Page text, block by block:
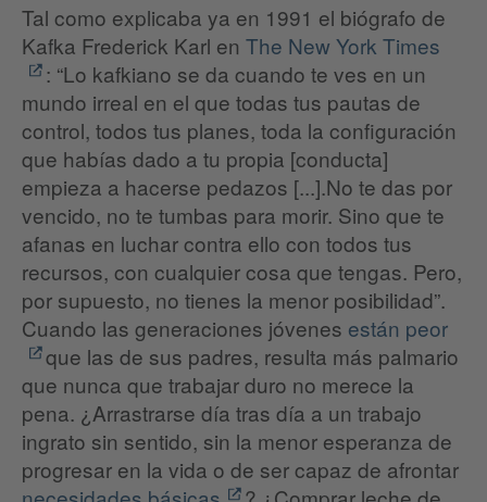
Tal como explicaba ya en 1991 el biógrafo de
Kafka Frederick Karl en The New York Times
: “Lo kafkiano se da cuando te ves en un
mundo irreal en el que todas tus pautas de
control, todos tus planes, toda la configuración
que habías dado a tu propia [conducta]
empieza a hacerse pedazos [...].No te das por
vencido, no te tumbas para morir. Sino que te
afanas en luchar contra ello con todos tus
recursos, con cualquier cosa que tengas. Pero,
por supuesto, no tienes la menor posibilidad”.
Cuando las generaciones jóvenes están peor
que las de sus padres, resulta más palmario
que nunca que trabajar duro no merece la
pena. ¿Arrastrarse día tras día a un trabajo
ingrato sin sentido, sin la menor esperanza de
progresar en la vida o de ser capaz de afrontar